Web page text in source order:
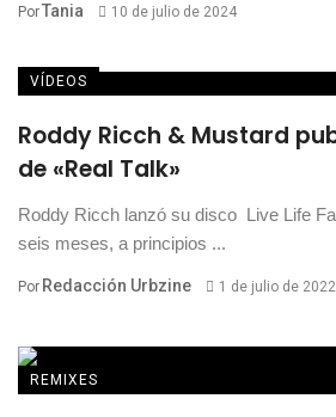
PorTania 10 de julio de 2024
VÍDEOS
Roddy Ricch & Mustard
de «Real Talk»
Roddy Ricch lanzó su disco Live Life
seis meses, a principios ...
Por Redacción Urbzine 1 de julio de 2022
REMIXES